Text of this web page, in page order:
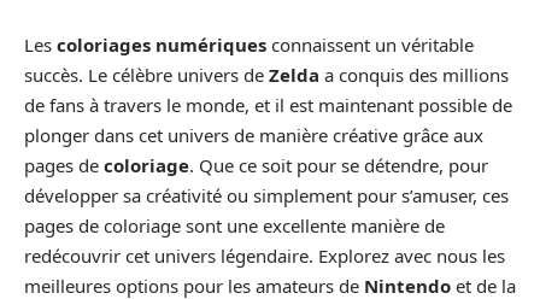
Les coloriages numériques connaissent un véritable
succès. Le célèbre univers de Zelda a conquis des millions
de fans à travers le monde, et il est maintenant possible de
plonger dans cet univers de manière créative grâce aux
pages de coloriage. Que ce soit pour se détendre, pour
développer sa créativité ou simplement pour s’amuser, ces
pages de coloriage sont une excellente manière de
redécouvrir cet univers légendaire. Explorez avec nous les
meilleures options pour les amateurs de Nintendo et de la